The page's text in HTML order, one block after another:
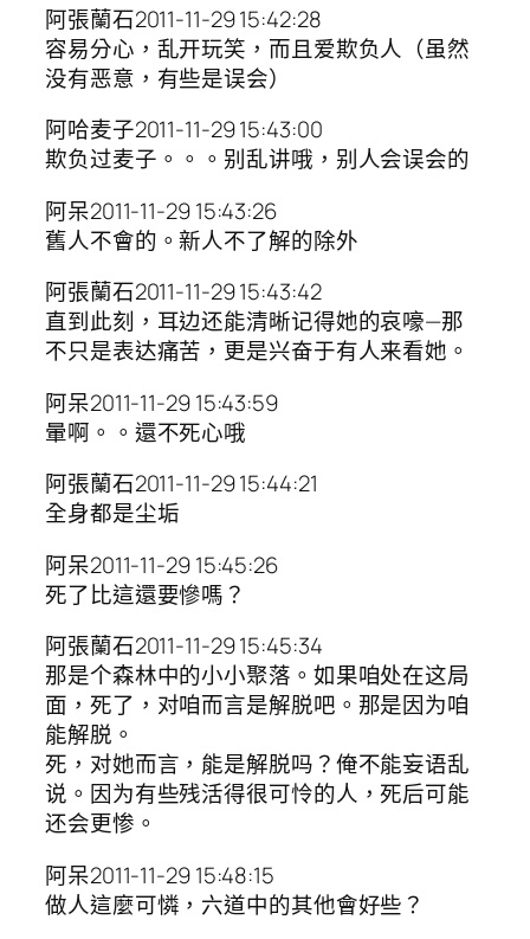
阿張蘭石2011-11-29 15:42:28
容易分心，乱开玩笑，而且爱欺负人（虽然
没有恶意，有些是误会）
阿哈麦子2011-11-29 15:43:00
欺负过麦子。。。别乱讲哦，别人会误会的
阿呆2011-11-29 15:43:26
舊人不會的。新人不了解的除外
阿張蘭石2011-11-29 15:43:42
直到此刻，耳边还能清晰记得她的哀嚎—那
不只是表达痛苦，更是兴奋于有人来看她。
阿呆2011-11-29 15:43:59
暈啊。。還不死心哦
阿張蘭石2011-11-29 15:44:21
全身都是尘垢
阿呆2011-11-29 15:45:26
死了比這還要慘嗎？
阿張蘭石2011-11-29 15:45:34
那是个森林中的小小聚落。如果咱处在这局
面，死了，对咱而言是解脱吧。那是因为咱
能解脱。
死，对她而言，能是解脱吗？俺不能妄语乱
说。因为有些残活得很可怜的人，死后可能
还会更惨。
阿呆2011-11-29 15:48:15
做人這麼可憐，六道中的其他會好些？